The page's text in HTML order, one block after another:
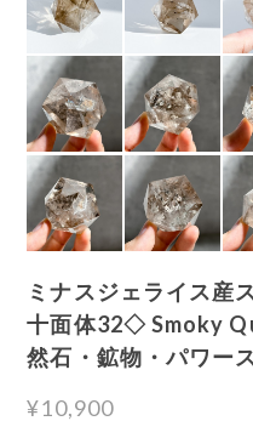
ミナスジェライス産
十面体32◇ Smoky
然石・鉱物・パワー
¥10,900